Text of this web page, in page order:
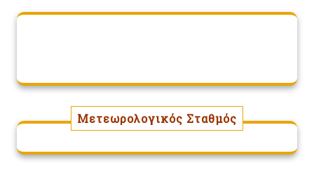
Μετεωρολογικός Σταθμός